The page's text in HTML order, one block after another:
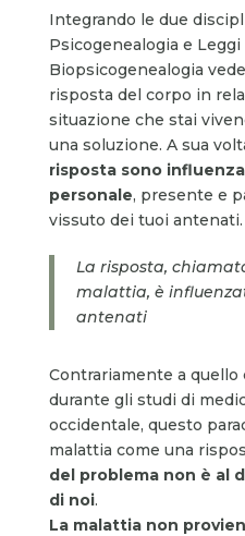
Integrando le due
Psicogenealogia e Leggi
Biopsicogenealogia
risposta del corpo in
situazione che stai
una soluzione. A sua
risposta sono
personale, presente e
vissuto dei tuoi antenati.
La risposta,
malattia, è
antenati
Contrariamente a
durante gli studi di
occidentale, questo
malattia come una
del problema non è al
di noi.
La malattia non